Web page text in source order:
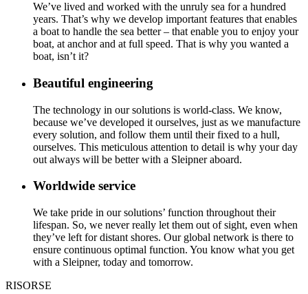
We’ve lived and worked with the unruly sea for a hundred
years. That’s why we develop important features that enables
a boat to handle the sea better – that enable you to enjoy your
boat, at anchor and at full speed. That is why you wanted a
boat, isn’t it?
Beautiful engineering
The technology in our solutions is world-class. We know,
because we’ve developed it ourselves, just as we manufacture
every solution, and follow them until their fixed to a hull,
ourselves. This meticulous attention to detail is why your day
out always will be better with a Sleipner aboard.
Worldwide service
We take pride in our solutions’ function throughout their
lifespan. So, we never really let them out of sight, even when
they’ve left for distant shores. Our global network is there to
ensure continuous optimal function. You know what you get
with a Sleipner, today and tomorrow.
RISORSE